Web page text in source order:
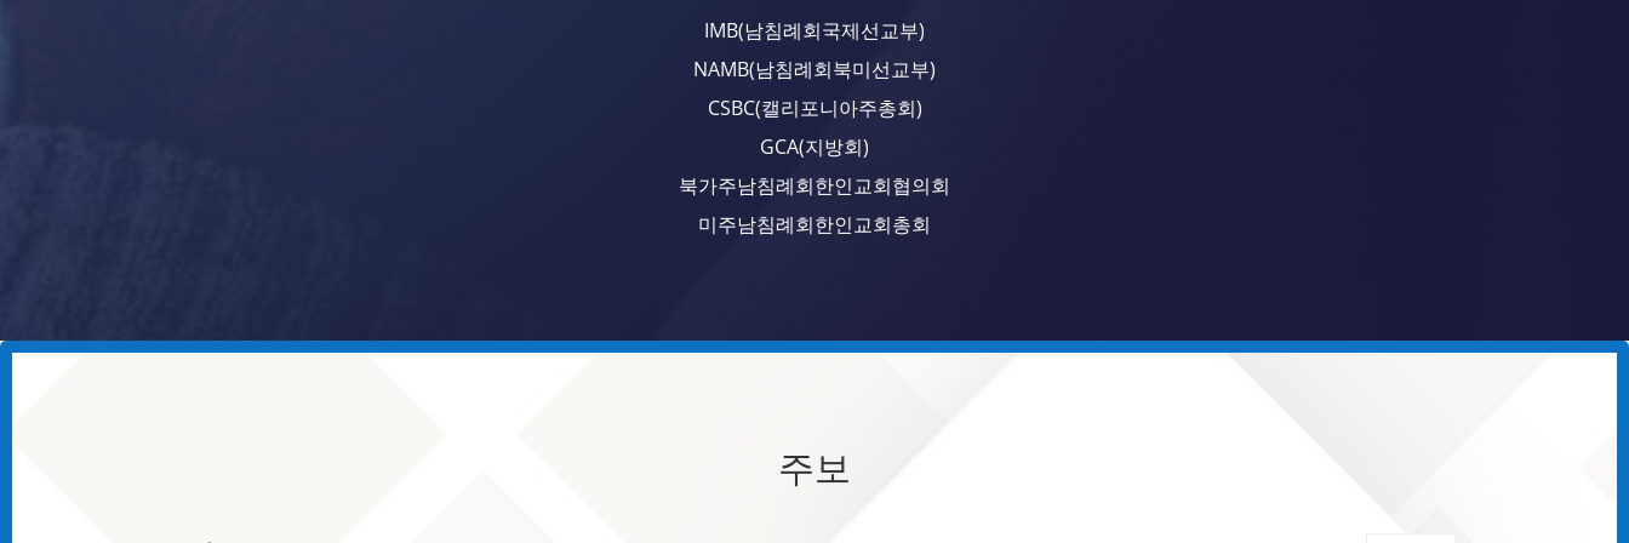
IMB(남침례회국제선교부)
NAMB(남침례회북미선교부)
CSBC(캘리포니아주총회)
GCA(지방회)
북가주남침례회한인교회협의회
미주남침례회한인교회총회
주보